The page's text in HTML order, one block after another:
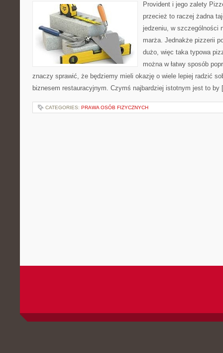
Provident i jego zalety
przecież to raczej żadna
jedzeniu, w szczególności
marża. Jednakże pizzerii
dużo, więc taka typowa
można w łatwy sposób
znaczy sprawić, że będziemy mieli okazję o wiele lepiej radzić
biznesem restauracyjnym. Czymś najbardziej istotnym jest to
CATEGORIES: PRAWA OSÓB FIZYCZNYCH